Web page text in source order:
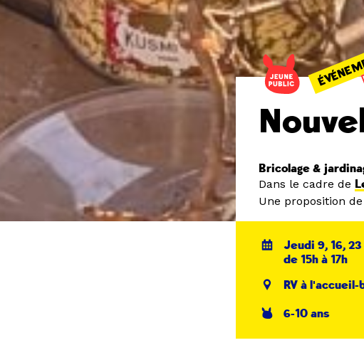
Bricolage &
Dans le cadre de
Une proposition
Jeudi 9, 16,
de 15h à 17h
RV à
6-10 ans